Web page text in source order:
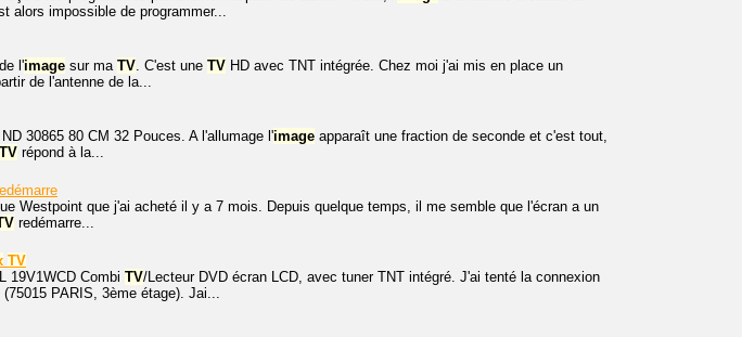
alors impossible de programmer...
l'image sur ma TV. C'est une TV HD avec TNT intégrée. Chez moi j'ai mis en place un
de l'antenne de la...
ND 30865 80 CM 32 Pouces. A l'allumage l'image apparaît une fraction de seconde et c'est tout,
TV répond à la...
Westpoint que j'ai acheté il y a 7 mois. Depuis quelque temps, il me semble que l'écran a un
redémarre...
TV
19V1WCD Combi TV/Lecteur DVD écran LCD, avec tuner TNT intégré. J'ai tenté la connexion
PARIS, 3ème étage). Jai...